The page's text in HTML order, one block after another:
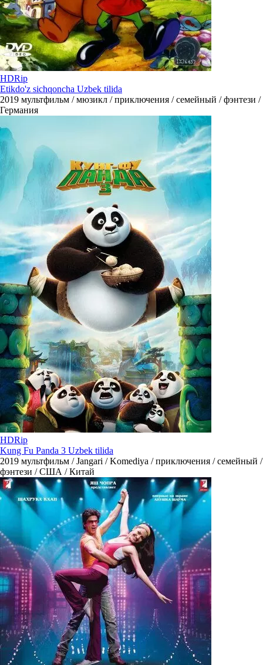
HDRip
Etikdo'z sichqoncha Uzbek tilida
2019 мультфильм / мюзикл / приключения / семейный / фэнтези /
Германия
HDRip
Kung Fu Panda 3 Uzbek tilida
2019 мультфильм / Jangari / Komediya / приключения / семейный /
фэнтези / США / Китай